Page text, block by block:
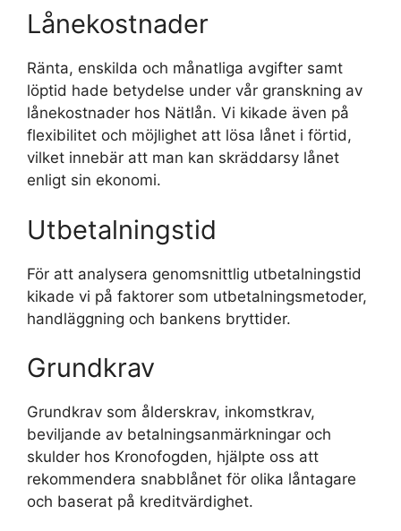
Lånekostnader
Ränta, enskilda och månatliga avgifter samt
löptid hade betydelse under vår granskning av
lånekostnader hos Nätlån. Vi kikade även på
flexibilitet och möjlighet att lösa lånet i förtid,
vilket innebär att man kan skräddarsy lånet
enligt sin ekonomi.
Utbetalningstid
För att analysera genomsnittlig utbetalningstid
kikade vi på faktorer som utbetalningsmetoder,
handläggning och bankens bryttider.
Grundkrav
Grundkrav som ålderskrav, inkomstkrav,
beviljande av betalningsanmärkningar och
skulder hos Kronofogden, hjälpte oss att
rekommendera snabblånet för olika låntagare
och baserat på kreditvärdighet.